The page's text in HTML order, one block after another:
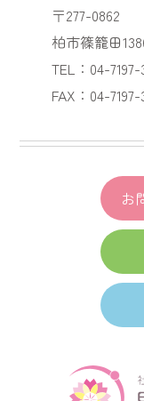
〒277-0862
柏市篠籠田
TEL：04-7197-
FAX：04-7197-
お